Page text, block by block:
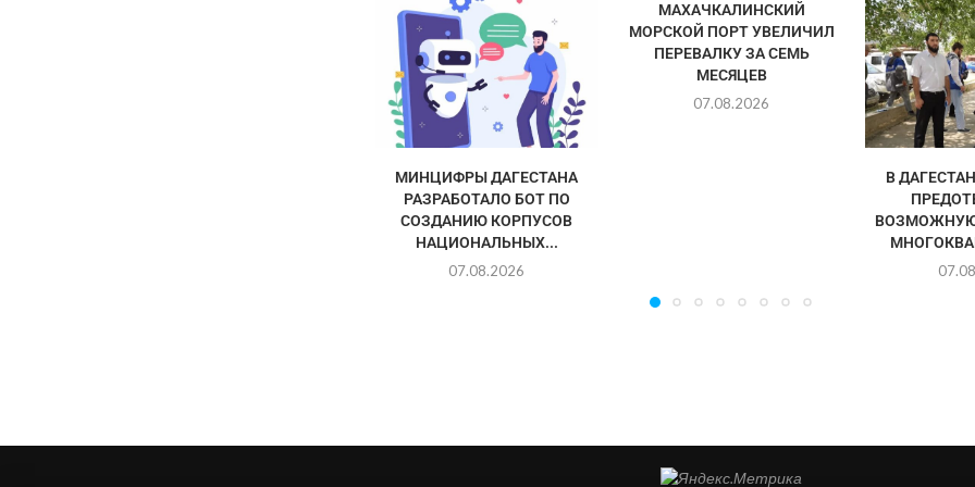
МИНЦИФРЫ ДАГЕСТАНА
РАЗРАБОТАЛО БОТ ПО
СОЗДАНИЮ КОРПУСОВ
НАЦИОНАЛЬНЫХ...
07.08.2026
МАХАЧКАЛИНСКИЙ
МОРСКОЙ ПОРТ УВЕЛИЧИЛ
ПЕРЕВАЛКУ ЗА СЕМЬ
МЕСЯЦЕВ
07.08.2026
В